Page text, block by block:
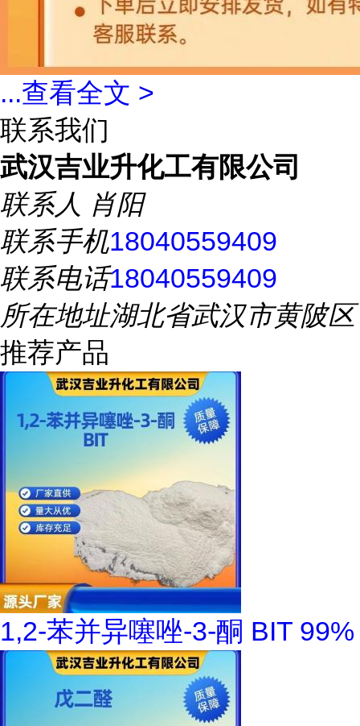
...查看全文 >
联系我们
武汉吉业升化工有限公司
联系人 肖阳
联系手机18040559409
联系电话18040559409
所在地址湖北省武汉市黄陂区
推荐产品
1,2-苯并异噻唑-3-酮 BIT 99%